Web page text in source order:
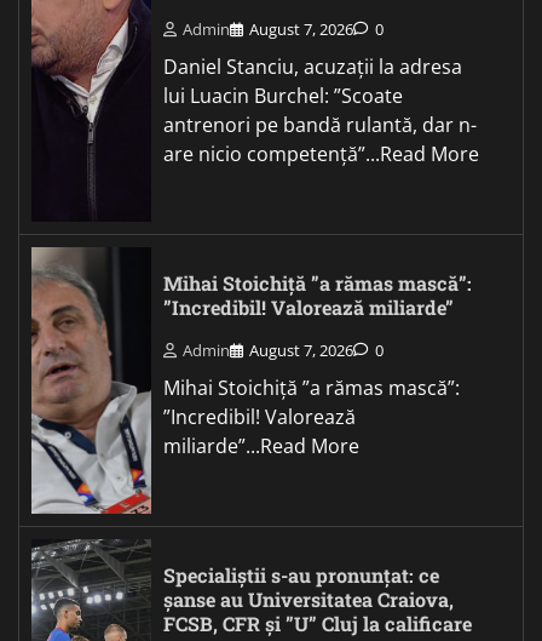
Admin August 7, 2026 0
Daniel Stanciu, acuzații la adresa
lui Luacin Burchel: ”Scoate
antrenori pe bandă rulantă, dar n-
are nicio competență”...Read More
Mihai Stoichiță ”a rămas mască”:
”Incredibil! Valorează miliarde”
Admin August 7, 2026 0
Mihai Stoichiță ”a rămas mască”:
”Incredibil! Valorează
miliarde”...Read More
Specialiștii s-au pronunțat: ce
șanse au Universitatea Craiova,
FCSB, CFR și ”U” Cluj la calificare